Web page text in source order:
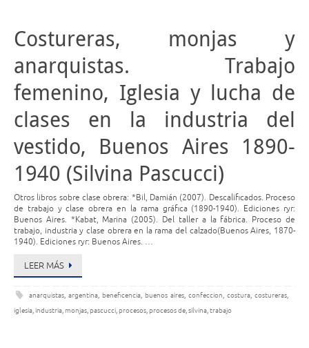
Costureras, monjas y
anarquistas. Trabajo
femenino, Iglesia y lucha de
clases en la industria del
vestido, Buenos Aires 1890-
1940 (Silvina Pascucci)
Otros libros sobre clase obrera: *Bil, Damián (2007). Descalificados. Proceso
de trabajo y clase obrera en la rama gráfica (1890-1940). Ediciones ryr:
Buenos Aires. *Kabat, Marina (2005). Del taller a la fábrica. Proceso de
trabajo, industria y clase obrera en la rama del calzado(Buenos Aires, 1870-
1940). Ediciones ryr: Buenos Aires. …
LEER MÁS
anarquistas,argentina, beneficencia, buenos aires,confeccion,costura,costureras,
iglesia,industria, monjas, pascucci, procesos, procesos de,silvina,trabajo